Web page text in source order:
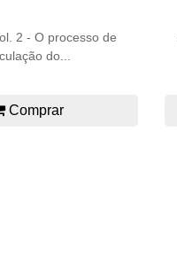
2 - O processo de
do...
Comprar